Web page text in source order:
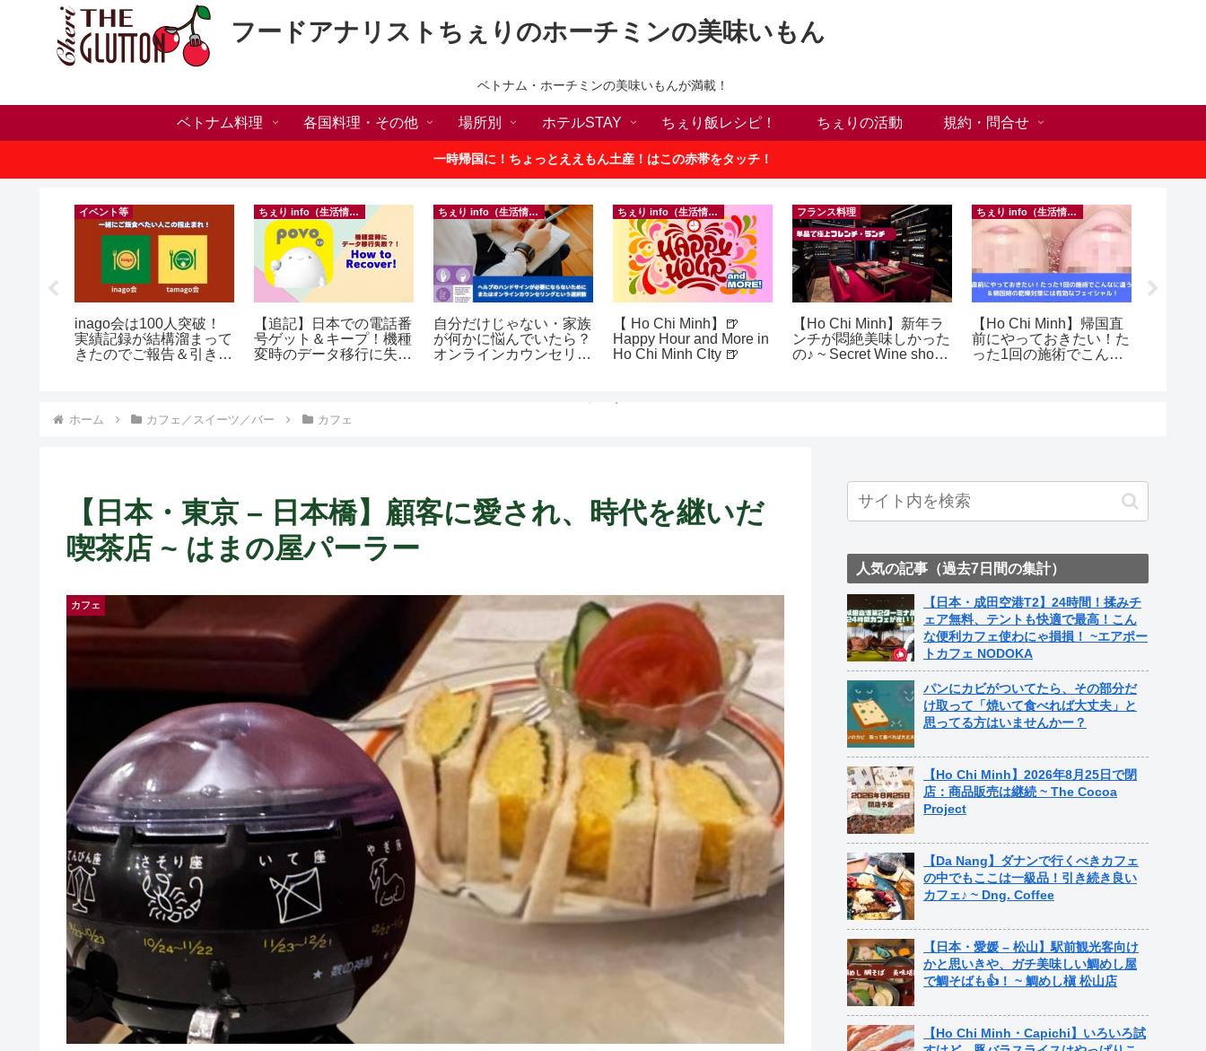
フードアナリストちぇりのホーチミンの美味いもん
ベトナム・ホーチミンの美味いもんが満載！
ベトナム料理 各国料理・その他 場所別 ホテルSTAY ちぇり飯レシピ！ ちぇりの活動 規約・問合せ
一時帰国に！ちょっとええもん土産！はこの赤帯をタッチ！
イベント等
inago会は100人突破！
実績記録が結構溜まって
きたのでご報告＆引き続
ちぇり info（生活情報）
【追記】日本での電話番
号ゲット＆キープ！機種
変時のデータ移行に失敗
ちぇり info（生活情報）
自分だけじゃない・家族
が何かに悩んでいたら？
オンラインカウンセリン
ちぇり info（生活情報）
【 Ho Chi Minh】🍺
Happy Hour and More in
Ho Chi Minh CIty 🍺
フランス料理
【Ho Chi Minh】新年ラ
ンチが悶絶美味しかった
の♪ ~ Secret Wine shop
ちぇり info（生活情報）
【Ho Chi Minh】帰国直
前にやっておきたい！た
った1回の施術でこんな
ホーム カフェ／スイーツ／バー カフェ
【日本・東京 – 日本橋】顧客に愛され、時代を継いだ
喫茶店 ~ はまの屋パーラー
カフェ
人気の記事（過去7日間の集計）
【日本・成田空港T2】24時間！揉みチ
ェア無料、テントも快適で最高！こん
な便利カフェ使わにゃ損損！ ~エアポー
トカフェ NODOKA
パンにカビがついてたら、その部分だ
け取って「焼いて食べれば大丈夫」と
思ってる方はいませんかー？
【Ho Chi Minh】2026年8月25日で閉
店：商品販売は継続 ~ The Cocoa
Project
【Da Nang】ダナンで行くべきカフェ
の中でもここは一級品！引き続き良い
カフェ♪ ~ Dng. Coffee
【日本・愛媛 – 松山】駅前観光客向け
かと思いきや、ガチ美味しい鯛めし屋
で鯛そばも👍！ ~ 鯛めし槇 松山店
【Ho Chi Minh・Capichi】いろいろ試